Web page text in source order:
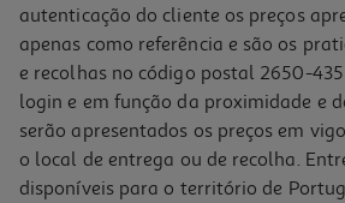
-10%
autenticação do cliente os preços
apenas como referência e são os
e recolhas no código postal 2650-
login e em função da proximidade e
serão apresentados os preços em
o local de entrega ou de recolha.
disponíveis para o território de